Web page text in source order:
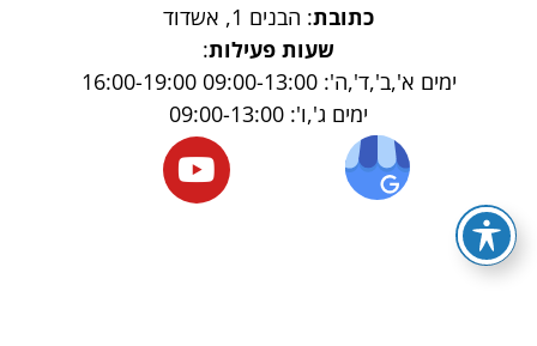
כתובת: הבנים 1, אשדוד
שעות פעילות:
ימים א',ב',ד',ה': 09:00-13:00 16:00-19:00
ימים ג',ו': 09:00-13:00